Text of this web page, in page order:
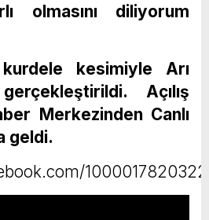
olmasını diliyorum
kesimiyle Arı
Açılış
Merkezinden Canlı
geldi.